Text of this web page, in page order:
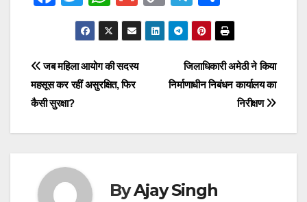
e
b
o
o
wi
tt
er
h
at
s
A
p
m
ail
o
p
Li
k
el
e
gr
a
h
ar
e
Post
navigation
जिलाधिकारी अमेठी ने किया
निर्माणाधीन निबंधन कार्यालय का
निरीक्षण
जब महिला आयोग की सदस्य
महसूस कर रहीं असुरक्षित, फिर
कैसी सुरक्षा?
ByAjay Singh